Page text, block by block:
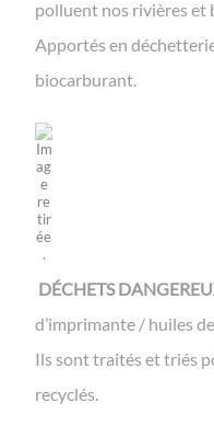
polluent nos rivières et
Apportés en
biocarburant.
DÉCHETS
d’imprimante / huiles
Ils sont traités et triés
recyclés.